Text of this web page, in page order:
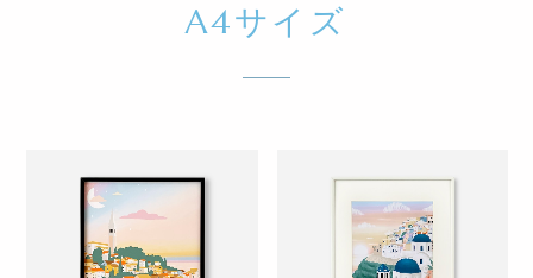
A4サイズ